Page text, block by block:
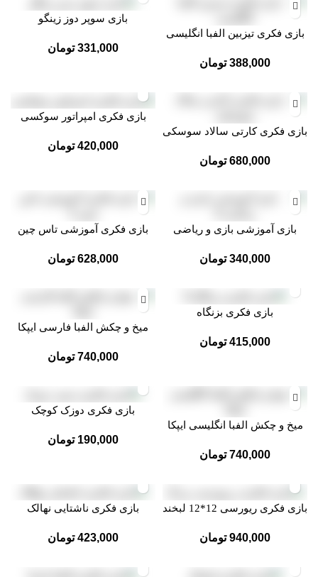
بازی فکری تیزبین الفبا انگلیسی
388,000 تومان
بازی سوپر دوز زینگو
331,000 تومان
بازی فکری کارتی سالاد سوسکی
680,000 تومان
بازی فکری امپراتور سوکسی
420,000 تومان
بازی آموزشی بازی و ریاضی
340,000 تومان
بازی فکری آموزشی تاس چین
628,000 تومان
بازی فکری بزنگاه
415,000 تومان
میخ و چکش الفبا فارسی ایپکا
740,000 تومان
میخ و چکش الفبا انگلیسی ایپکا
740,000 تومان
بازی فکری دوزک کوچک
190,000 تومان
بازی فکری ریورسی 12*12 لبخند
940,000 تومان
بازی فکری ناشتایی نهالک
423,000 تومان